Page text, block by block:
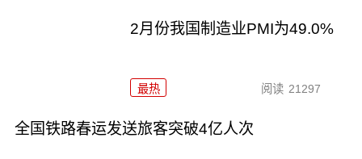
2月份我国制造业PMI为49.0%
最热 阅读 21297
全国铁路春运发送旅客突破4亿人次